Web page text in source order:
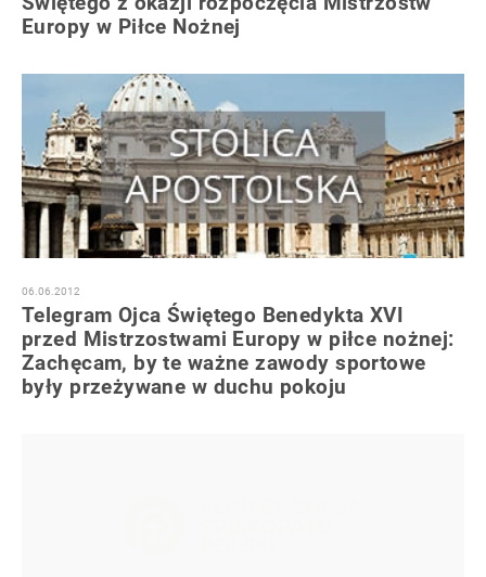
Europy w Piłce Nożnej
06.06.2012
Telegram Ojca Świętego Benedykta XVI
przed Mistrzostwami Europy w piłce nożnej:
Zachęcam, by te ważne zawody sportowe
były przeżywane w duchu pokoju